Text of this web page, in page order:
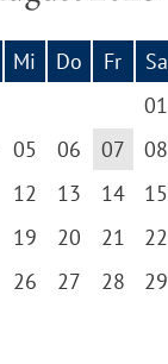
Mi Do Fr Sa
01
05 06 07 08
12 13 14 15
19 20 21 22
26 27 28 29